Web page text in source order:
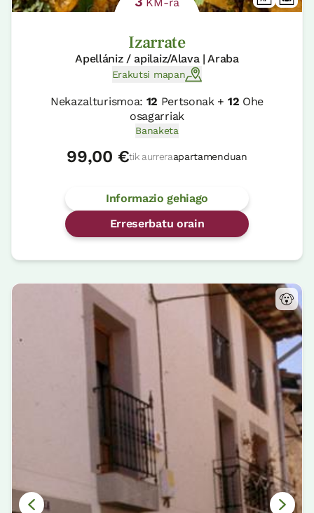
Izarrate
Apellániz / apilaiz/Alava | Araba
Erakutsi mapan
Nekazalturismoa: 12 Pertsonak + 12 Ohe
osagarriak
Banaketa
99,00 €tik aurreraapartamenduan
Informazio gehiago
Erreserbatu orain